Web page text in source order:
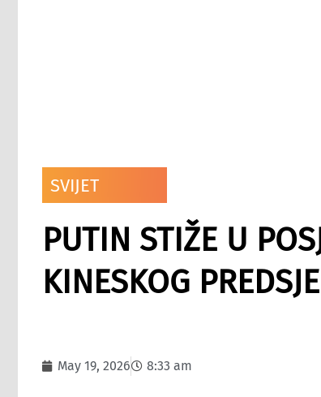
SVIJET
PUTIN STIŽE U
KINESKOG
May 19, 2026 8:33 am